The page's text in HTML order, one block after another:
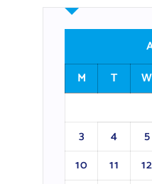
M
T W
3
4 5
10
11 12